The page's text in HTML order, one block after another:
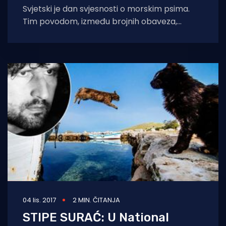
Svjetski je dan svjesnosti o morskim psima.
Tim povodom, između brojnih obaveza,
pse, čije
04 lis. 2017 2 MIN. ČITANJA
STIPE SURAĆ: U National